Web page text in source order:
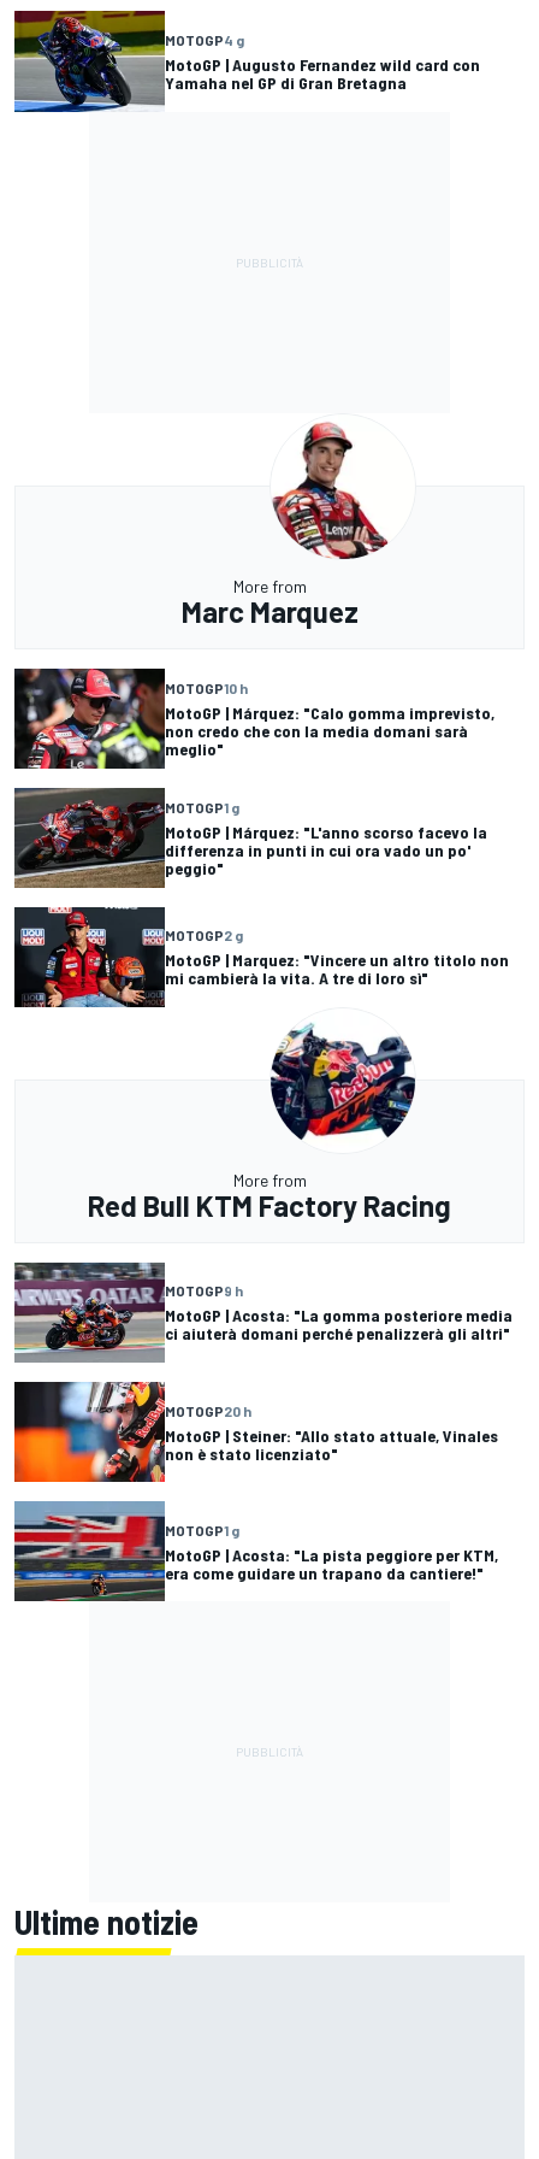
MOTOGP4 g
MotoGP | Augusto Fernandez wild card con
Yamaha nel GP di Gran Bretagna
More from
Marc Marquez
MOTOGP10 h
MotoGP | Márquez: "Calo gomma imprevisto,
non credo che con la media domani sarà
meglio"
MOTOGP1 g
MotoGP | Márquez: "L'anno scorso facevo la
differenza in punti in cui ora vado un po'
peggio"
MOTOGP2 g
MotoGP | Marquez: "Vincere un altro titolo non
mi cambierà la vita. A tre di loro sì"
More from
Red Bull KTM Factory Racing
MOTOGP9 h
MotoGP | Acosta: "La gomma posteriore media
ci aiuterà domani perché penalizzerà gli altri"
MOTOGP20 h
MotoGP | Steiner: "Allo stato attuale, Vinales
non è stato licenziato"
MOTOGP1 g
MotoGP | Acosta: "La pista peggiore per KTM,
era come guidare un trapano da cantiere!"
Ultime notizie